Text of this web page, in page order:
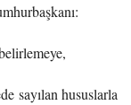
sayılan hususlarla